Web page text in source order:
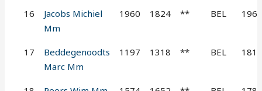
16
Jacobs Michiel
Mm
1960 1824 ** BEL 196
17
Beddegenoodts
Marc Mm
1197 1318 ** BEL 181